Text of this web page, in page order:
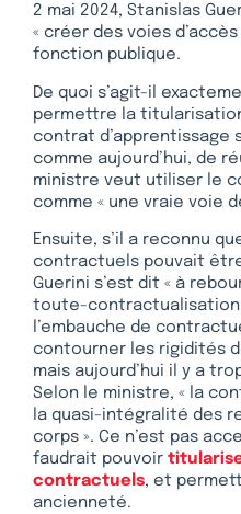
2 mai 2024, Stanislas
« créer des voies
fonction publique.
De quoi s’agit-il
permettre la titularisation
contrat d’apprentissage
comme aujourd’hui, de
ministre veut utiliser le
comme « une vraie voie
Ensuite, s’il a reconnu
contractuels pouvait
Guerini s’est dit « à
toute-contractualisation
l’embauche de
contourner les rigidités
mais aujourd’hui il y a
Selon le ministre, « la
la quasi-intégralité des
corps ». Ce n’est pas
faudrait pouvoir
contractuels, et
ancienneté.